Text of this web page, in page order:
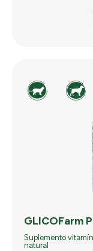
GLICOFarm
Suplemento
natural